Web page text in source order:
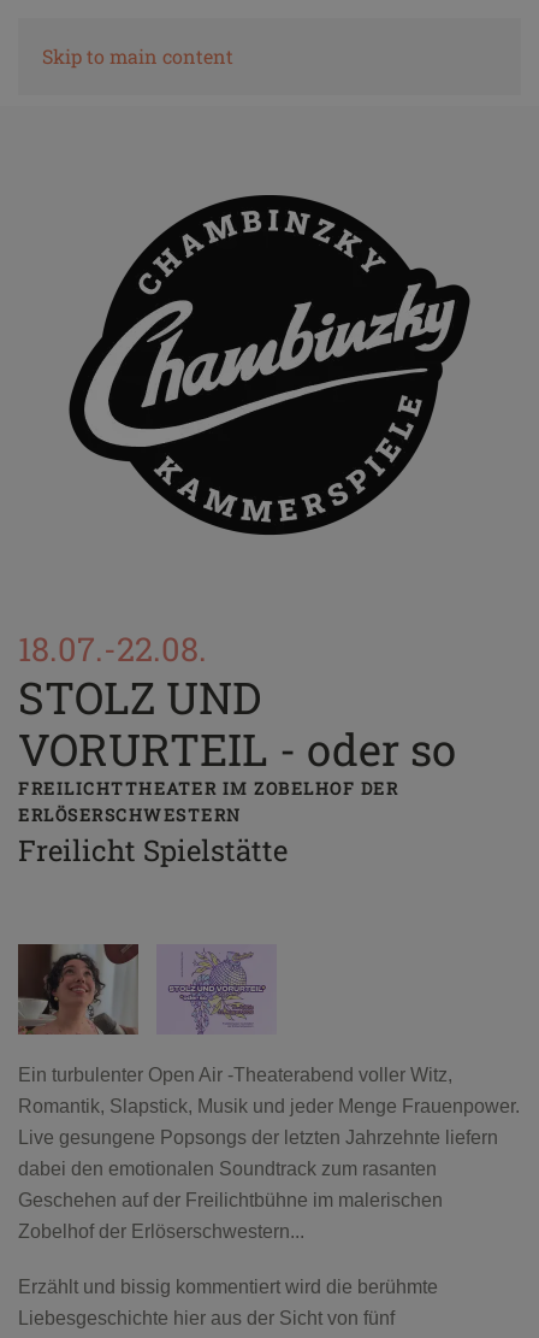
Skip to main content
18.07.-22.08.
STOLZ UND
VORURTEIL - oder so
FREILICHTTHEATER IM ZOBELHOF DER
ERLÖSERSCHWESTERN
Freilicht Spielstätte
Ein turbulenter Open Air -Theaterabend voller Witz,
Romantik, Slapstick, Musik und jeder Menge Frauenpower.
Live gesungene Popsongs der letzten Jahrzehnte liefern
dabei den emotionalen Soundtrack zum rasanten
Geschehen auf der Freilichtbühne im malerischen
Zobelhof der Erlöserschwestern...
Erzählt und bissig kommentiert wird die berühmte
Liebesgeschichte hier aus der Sicht von fünf